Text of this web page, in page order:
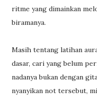
ritme yang dimainkan
biramanya.
Masih tentang latihan
dasar, cari yang belum
nadanya bukan dengan
nyanyikan not tersebut,